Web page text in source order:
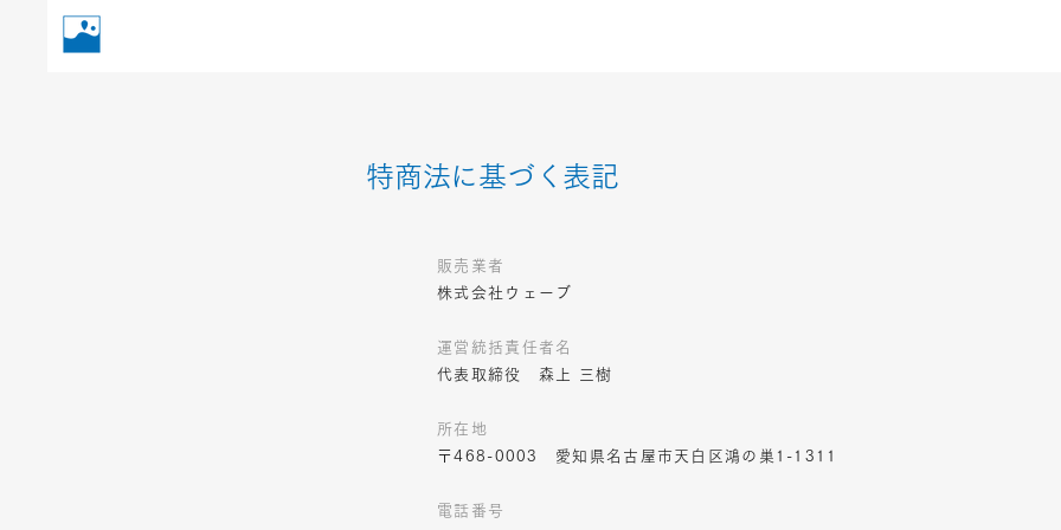
特商法に基づく表記
販売業者
株式会社ウェーブ
運営統括責任者名
代表取締役 森上 三樹​
所在地
〒468-0003 愛知県名古屋市天白区鴻の巣1-1311
電話番号